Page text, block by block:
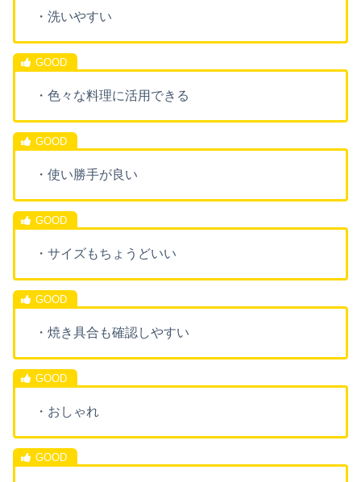
・洗いやすい
・色々な料理に活用できる
・使い勝手が良い
・サイズもちょうどいい
・焼き具合も確認しやすい
・おしゃれ